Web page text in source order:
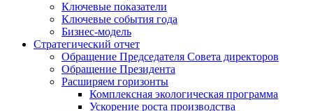
Ключевые показатели
Ключевые события года
Бизнес-модель
Стратегический отчет
Обращение Председателя Совета директоров
Обращение Президента
Расширяем горизонты
Комплексная экологическая программа
Ускорение роста производства